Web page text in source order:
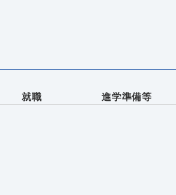
就職 進学準備等